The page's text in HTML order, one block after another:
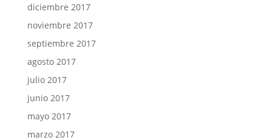
diciembre 2017
noviembre 2017
septiembre 2017
agosto 2017
julio 2017
junio 2017
mayo 2017
marzo 2017